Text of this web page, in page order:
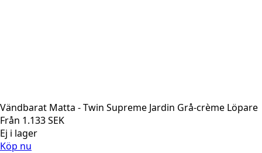
Vändbarat Matta - Twin Supreme Jardin Grå-crème Löpare
Från 1.133SEK
Ej i lager
Köp nu